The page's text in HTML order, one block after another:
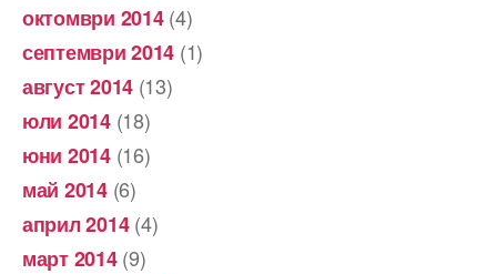
октомври 2014(4)
септември 2014 (1)
август 2014 (13)
юли 2014(18)
юни 2014(16)
май 2014(6)
април 2014(4)
март 2014(9)